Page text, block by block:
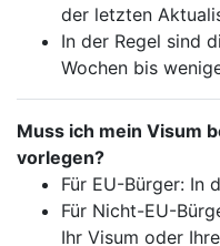
der letzten
In der Regel sind
Wochen bis
Muss ich mein Visum
vorlegen?
Für EU-Bürger: In
Für Nicht-EU-
Ihr Visum oder